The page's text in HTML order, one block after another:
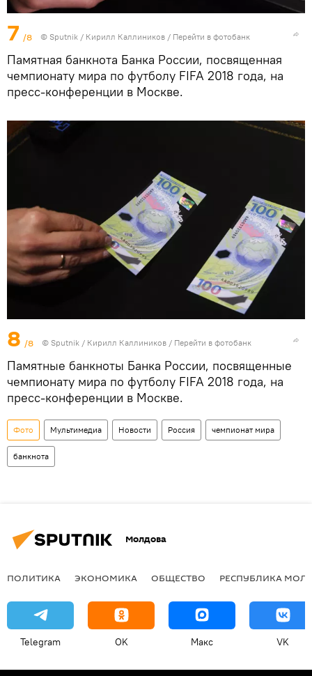
7 /8 © Sputnik / Кирилл Каллиников / Перейти в фотобанк
Памятная банкнота Банка России, посвященная
чемпионату мира по футболу FIFA 2018 года, на
пресс-конференции в Москве.
8 /8 © Sputnik / Кирилл Каллиников / Перейти в фотобанк
Памятные банкноты Банка России, посвященные
чемпионату мира по футболу FIFA 2018 года, на
пресс-конференции в Москве.
Фото Мультимедиа Новости Россия чемпионат мира
банкнота
Молдова
ПОЛИТИКА ЭКОНОМИКА ОБЩЕСТВО РЕСПУБЛИКА
Telegram OK Макс VK